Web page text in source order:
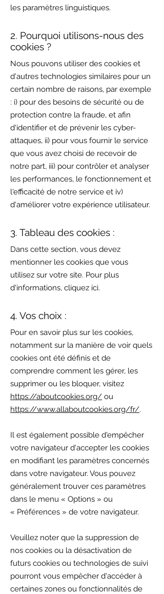
les paramètres linguistiques.
2. Pourquoi utilisons-nous des
cookies ?
Nous pouvons utiliser des cookies et
d'autres technologies similaires pour un
certain nombre de raisons, par exemple
: i) pour des besoins de sécurité ou de
protection contre la fraude, et afin
d'identifier et de prévenir les cyber-
attaques, ii) pour vous fournir le service
que vous avez choisi de recevoir de
notre part, iii) pour contrôler et analyser
les performances, le fonctionnement et
l'efficacité de notre service et iv)
d'améliorer votre expérience utilisateur.
3. Tableau des cookies :
Dans cette section, vous devez
mentionner les cookies que vous
utilisez sur votre site. Pour plus
d'informations, cliquez ici.
4. Vos choix :
Pour en savoir plus sur les cookies,
notamment sur la manière de voir quels
cookies ont été définis et de
comprendre comment les gérer, les
supprimer ou les bloquer, visitez
https://aboutcookies.org/ ou
https://www.allaboutcookies.org/fr/.
Il est également possible d'empêcher
votre navigateur d'accepter les cookies
en modifiant les paramètres concernés
dans votre navigateur. Vous pouvez
généralement trouver ces paramètres
dans le menu « Options » ou
« Préférences » de votre navigateur.
Veuillez noter que la suppression de
nos cookies ou la désactivation de
futurs cookies ou technologies de suivi
pourront vous empêcher d'accéder à
certaines zones ou fonctionnalités de